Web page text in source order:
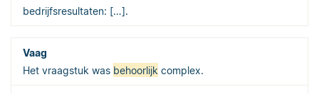
bedrijfsresultaten: […].
Het vraagstuk was behoorlijk complex.